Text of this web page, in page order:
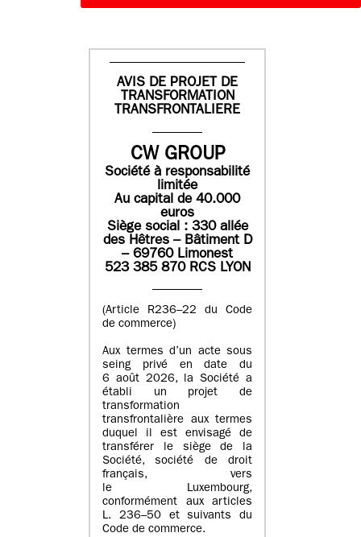
AVIS DE PROJET DE
TRANSFORMATION
TRANSFRONTALIERE
CW GROUP
Société à responsabilité
limitée
Au capital de 40.000
euros
Siège social : 330 allée
des Hêtres – Bâtiment D
– 69760 Limonest
523 385 870 RCS LYON
(Article R236–22 du Code
de commerce)
Aux termes d’un acte sous
seing privé en date du
6 août 2026, la Société a
établi un projet de
transformation
transfrontalière aux termes
duquel il est envisagé de
transférer le siège de la
Société, société de droit
français, vers
le Luxembourg,
conformément aux articles
L. 236–50 et suivants du
Code de commerce.